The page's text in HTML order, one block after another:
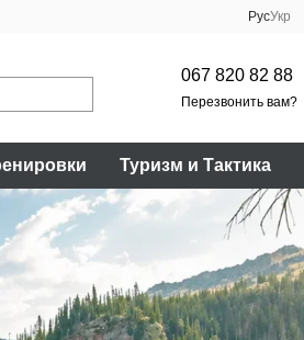
РусУкр
067 820 82 88
Перезвонить вам?
Туризм и Тактика